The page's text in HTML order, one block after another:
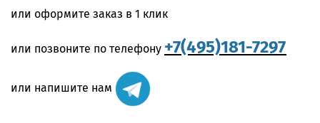
или оформите заказ в 1 клик
или позвоните по телефону +7(495)181-7297
или напишите нам